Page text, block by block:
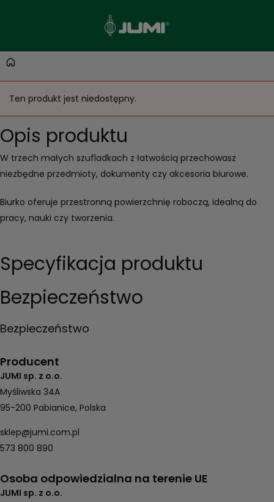
Ten produkt jest niedostępny.
Opis produktu
W trzech małych szufladkach z łatwością przechowasz
niezbędne przedmioty, dokumenty czy akcesoria biurowe.
Biurko oferuje przestronną powierzchnię roboczą, idealną do
pracy, nauki czy tworzenia.
Specyfikacja produktu
Bezpieczeństwo
Bezpieczeństwo
Producent
JUMI sp. z o.o.
Myśliwska 34A
95-200 Pabianice, Polska
sklep@jumi.com.pl
573 800 890
Osoba odpowiedzialna na terenie UE
JUMI sp. z o.o.